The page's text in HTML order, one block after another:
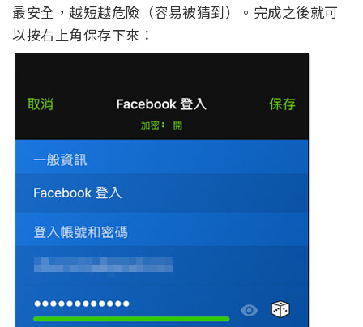
最安全，越短越危險（容易被猜到）。完成之後就可
以按右上角保存下來：